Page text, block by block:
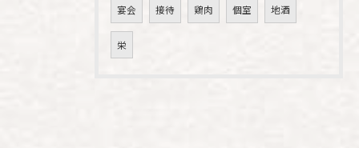
宴会 接待 鶏肉 個室 地酒
栄